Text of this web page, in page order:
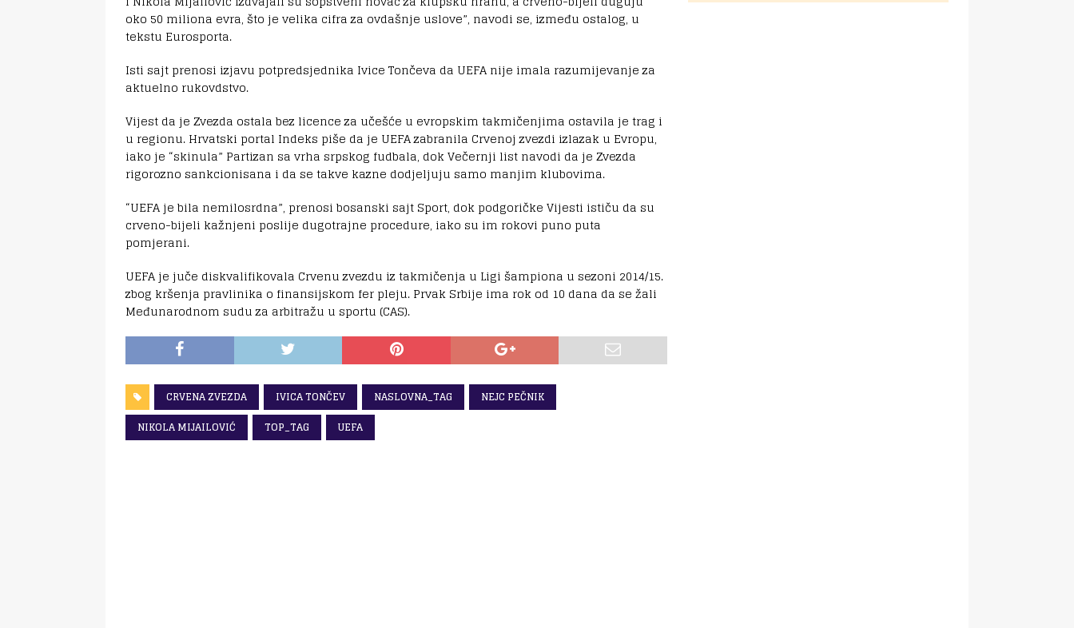
oko 50 miliona evra, što je velika cifra za ovdašnje uslove”, navodi se, između ostalog, u
tekstu Eurosporta.
Isti sajt prenosi izjavu potpredsjednika Ivice Tončeva da UEFA nije imala razumijevanje za
aktuelno rukovdstvo.
Vijest da je Zvezda ostala bez licence za učešće u evropskim takmičenjima ostavila je trag i
u regionu. Hrvatski portal Indeks piše da je UEFA zabranila Crvenoj zvezdi izlazak u Evropu,
iako je “skinula” Partizan sa vrha srpskog fudbala, dok Večernji list navodi da je Zvezda
rigorozno sankcionisana i da se takve kazne dodjeljuju samo manjim klubovima.
“UEFA je bila nemilosrdna”, prenosi bosanski sajt Sport, dok podgoričke Vijesti ističu da su
crveno-bijeli kažnjeni poslije dugotrajne procedure, iako su im rokovi puno puta
pomjerani.
UEFA je juče diskvalifikovala Crvenu zvezdu iz takmičenja u Ligi šampiona u sezoni 2014/15.
zbog kršenja pravlinika o finansijskom fer pleju. Prvak Srbije ima rok od 10 dana da se žali
Međunarodnom sudu za arbitražu u sportu (CAS).
CRVENA ZVEZDA IVICA TONČEV NASLOVNA_TAG
NEJC PEČNIK
NIKOLA MIJAILOVIĆ
TOP_TAG UEFA